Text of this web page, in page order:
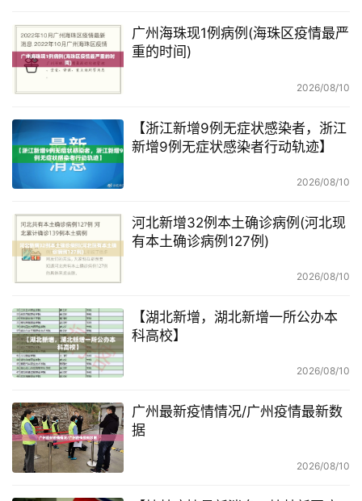
广州海珠现1例病例(海珠区疫情最严
重的时间)
2026/08/10
【浙江新增9例无症状感染者，浙江
新增9例无症状感染者行动轨迹】
2026/08/10
河北新增32例本土确诊病例(河北现
有本土确诊病例127例)
2026/08/10
【湖北新增，湖北新增一所公办本
科高校】
2026/08/10
广州最新疫情情况/广州疫情最新数
据
2026/08/10